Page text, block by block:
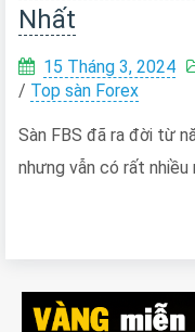
Nhất
15 Tháng 3, 2024
/ Top sàn Forex
Sàn FBS đã ra đời từ
nhưng vẫn có rất nhiều